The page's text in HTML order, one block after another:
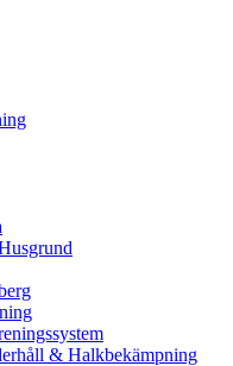
& Halkbekämpning